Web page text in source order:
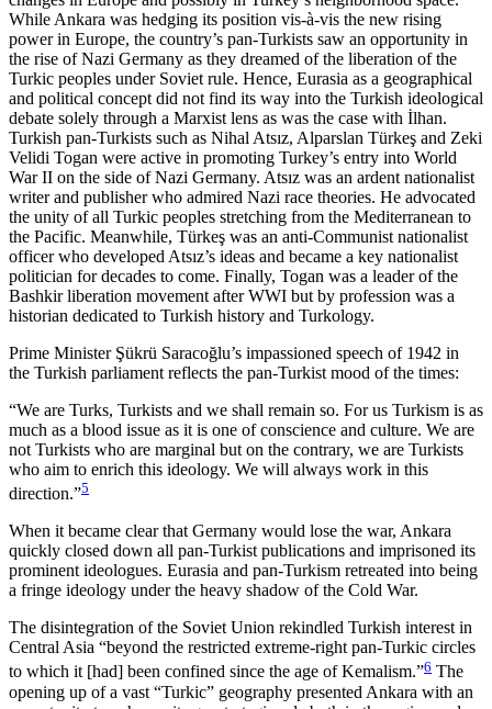
While Ankara was hedging its position vis-à-vis the new rising
power in Europe, the country’s pan-Turkists saw an opportunity in
the rise of Nazi Ger­many as they dreamed of the liberation of the
Turkic peoples under Soviet rule. Hence, Eurasia as a geo­graphical
and political concept did not find its way into the Turkish ideological
debate solely through a Marxist lens as was the case with İlhan.
Turkish pan-Turkists such as Nihal Atsız, Alparslan Türkeş and Zeki
Velidi Togan were active in promoting Turkey’s entry into World
War II on the side of Nazi Germany. Atsız was an ardent nationalist
writer and publisher who admired Nazi race theories. He advocated
the unity of all Turkic peoples stretching from the Medi­terranean to
the Pacific. Meanwhile, Türkeş was an anti-Communist nationalist
officer who developed Atsız’s ideas and became a key nationalist
politician for decades to come. Finally, Togan was a leader of the
Bashkir liberation movement after WWI but by profession was a
historian dedicated to Turkish his­tory and Turkology.
Prime Minister Şükrü Saracoğlu’s impassioned speech of 1942 in
the Turkish parliament reflects the pan-Turkist mood of the times:
“We are Turks, Turkists and we shall remain so. For us Turkism is as
much as a blood issue as it is one of conscience and culture. We are
not Turkists who are marginal but on the contrary, we are Turkists
who aim to enrich this ideology. We will always work in this
direction.”5
When it became clear that Germany would lose the war, Ankara
quickly closed down all pan-Turkist pub­li­cations and imprisoned its
prominent ideologues. Eurasia and pan-Turkism retreated into being
a fringe ideology under the heavy shadow of the Cold War.
The disintegration of the Soviet Union rekindled Turkish interest in
Central Asia “beyond the restricted extreme-right pan-Turkic circles
to which it [had] been confined since the age of Kemalism.”6 The
open­ing up of a vast “Turkic” geography presented Ankara with an